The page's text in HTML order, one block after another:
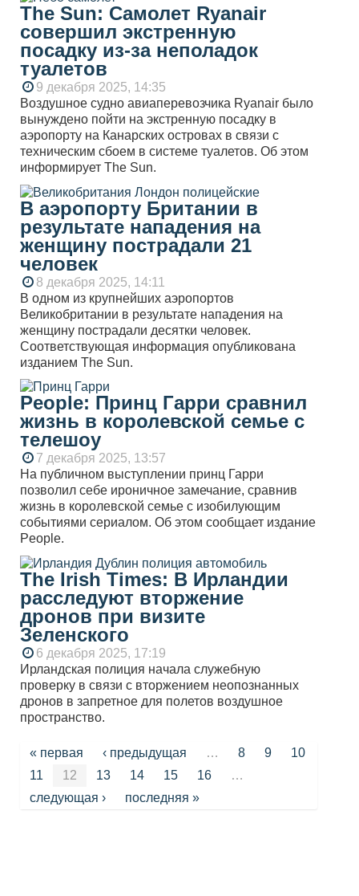
The Sun: Самолет Ryanair
совершил экстренную
посадку из-за неполадок
туалетов
9 декабря 2025, 14:35
Воздушное судно авиаперевозчика Ryanair было
вынуждено пойти на экстренную посадку в
аэропорту на Канарских островах в связи с
техническим сбоем в системе туалетов. Об этом
информирует The Sun.
В аэропорту Британии в
результате нападения на
женщину пострадали 21
человек
8 декабря 2025, 14:11
В одном из крупнейших аэропортов
Великобритании в результате нападения на
женщину пострадали десятки человек.
Соответствующая информация опубликована
изданием The Sun.
People: Принц Гарри сравнил
жизнь в королевской семье с
телешоу
7 декабря 2025, 13:57
На публичном выступлении принц Гарри
позволил себе ироничное замечание, сравнив
жизнь в королевской семье с изобилующим
событиями сериалом. Об этом сообщает издание
People.
The Irish Times: В Ирландии
расследуют вторжение
дронов при визите
Зеленского
6 декабря 2025, 17:19
Ирландская полиция начала служебную
проверку в связи с вторжением неопознанных
дронов в запретное для полетов воздушное
пространство.
Страницы
« первая ‹ предыдущая … 8 9
10
11
12 13 14 15 16
…
следующая ›
последняя »